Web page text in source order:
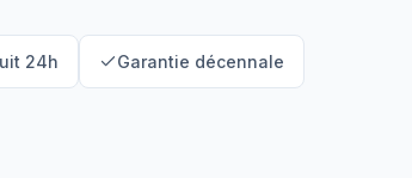
24h Garantie décennale